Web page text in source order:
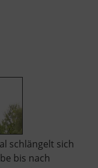
schlängelt sich
bis nach